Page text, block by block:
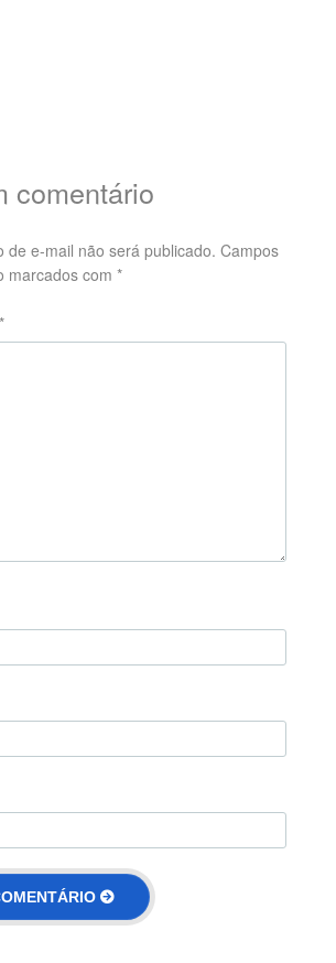
comentário
de e-mail não será publicado. Campos
marcados com *
*